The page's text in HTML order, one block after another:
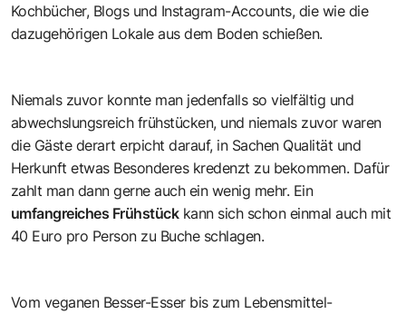
Kochbücher, Blogs und Instagram-Accounts, die wie die
dazugehörigen Lokale aus dem Boden schießen.
Niemals zuvor konnte man jedenfalls so vielfältig und
abwechslungsreich frühstücken, und niemals zuvor waren
die Gäste derart erpicht darauf, in Sachen Qualität und
Herkunft etwas Besonderes kredenzt zu bekommen. Dafür
zahlt man dann gerne auch ein wenig mehr. Ein
umfangreiches Frühstückkann sich schon einmal auch mit
40 Euro pro Person zu Buche schlagen.
Vom veganen Besser-Esser bis zum Lebensmittel-